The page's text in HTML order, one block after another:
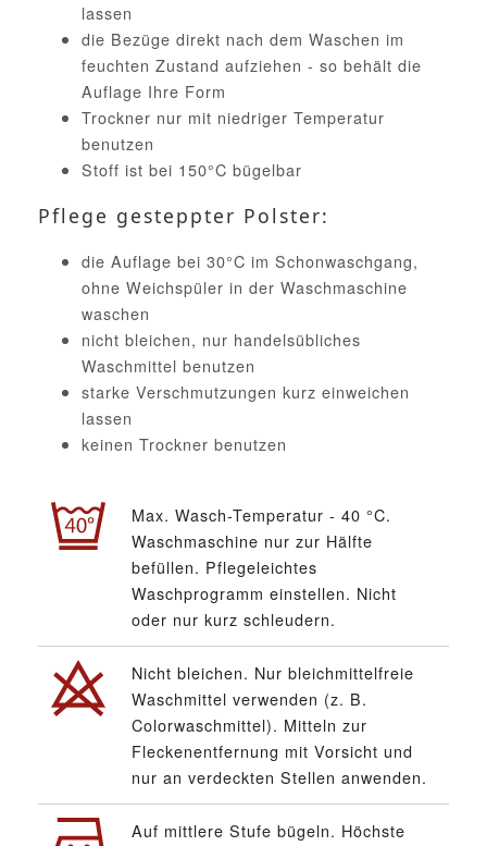
lassen
die Bezüge direkt nach dem Waschen im
feuchten Zustand aufziehen - so behält die
Auflage Ihre Form
Trockner nur mit niedriger Temperatur
benutzen
Stoff ist bei 150°C bügelbar
Pflege gesteppter Polster:
die Auflage bei 30°C im Schonwaschgang,
ohne Weichspüler in der Waschmaschine
waschen
nicht bleichen, nur handelsübliches
Waschmittel benutzen
starke Verschmutzungen kurz einweichen
lassen
keinen Trockner benutzen
Max. Wasch-Temperatur - 40 °C.
Waschmaschine nur zur Hälfte
befüllen. Pflegeleichtes
Waschprogramm einstellen. Nicht
oder nur kurz schleudern.
Nicht bleichen. Nur bleichmittelfreie
Waschmittel verwenden (z. B.
Colorwaschmittel). Mitteln zur
Fleckenentfernung mit Vorsicht und
nur an verdeckten Stellen anwenden.
Auf mittlere Stufe bügeln. Höchste